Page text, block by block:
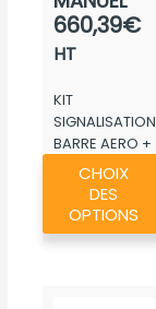
660,39€
HT
KIT
SIGNALISATION
BARRE AERO +
TRIFLASH CL2...
CHOIX
DES
OPTIONS